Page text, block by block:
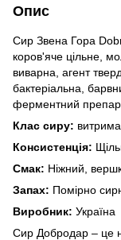
Опис
Сир Звена Гора
коров'яче цільне,
виварна, агент
бактеріальна,
ферментний
Клас сиру:
Консистенція:
Смак: Ніжний,
Запах: Помірно
Виробник: Україна
Сир Добродар – це